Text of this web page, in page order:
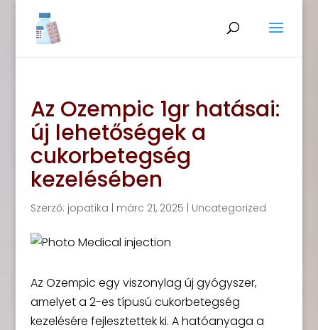
Az Ozempic 1gr hatásai:
új lehetőségek a
cukorbetegség
kezelésében
Szerző: jopatika márc 21, 2025 Uncategorized
Az Ozempic egy viszonylag új gyógyszer,
amelyet a 2-es típusú cukorbetegség
kezelésére fejlesztettek ki. A hatóanyaga a